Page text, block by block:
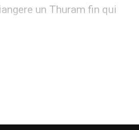
un Thuram fin qui